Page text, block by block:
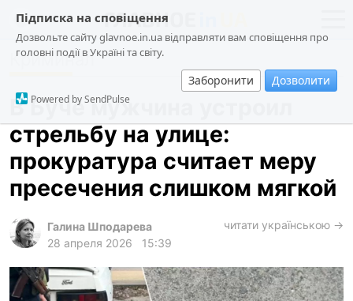
Підписка на сповіщення
Дозвольте сайту glavnoe.in.ua відправляти вам сповіщення про
головні події в Україні та світу.
Заборонити Дозволити
Powered by SendPulse
новости
о проекте
общество
происшествия
криминал
техно
харьков
Криминал
В Буче мужчина устроил
стрельбу на улице:
прокуратура считает меру
пресечения слишком мягкой
Галина Шподарева
28 апреля 2026
15:39
читати українською →